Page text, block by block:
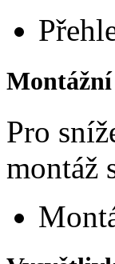
Montážní
Pro
montáž